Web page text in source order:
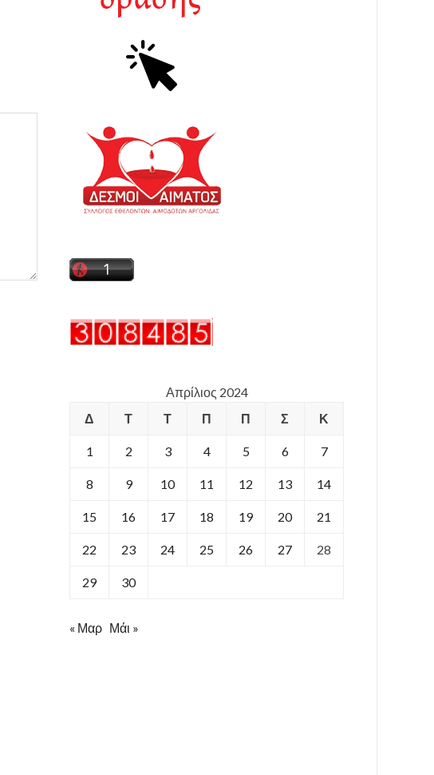
Απρίλιος 2024
Δ
Τ Τ Π Π Σ Κ
1 2 3 4 5 6 7
8 9 10 11 12 13 14
15 16 17 18 19 20 21
22 23 24 25 26 27 28
29 30
« Μαρ Μάι »